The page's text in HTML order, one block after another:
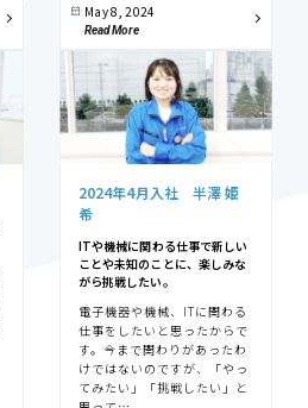
May 8, 2024
Read More
2024年4月入社 半澤 姫
希
ITや機械に関わる仕事で新しい
ことや未知のことに、楽しみな
がら挑戦したい。
電子機器や機械、ITに関わる
仕事をしたいと思ったからで
す。今まで関わりがあったわ
けではないのですが、「やっ
てみたい」「挑戦したい」と